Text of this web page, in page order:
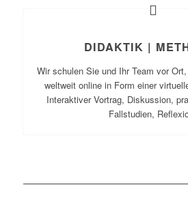
DIDAKTIK |
Wir schulen Sie und Ihr Team vor
weltweit online in Form einer
Interaktiver Vortrag, Diskussion,
Fallstudien,